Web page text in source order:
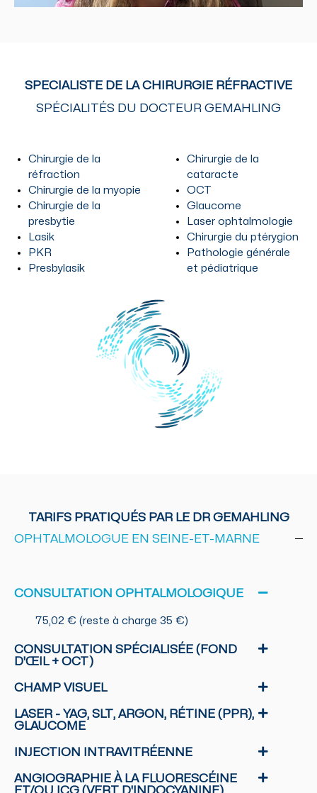
SPECIALISTE DE LA CHIRURGIE RÉFRACTIVE
SPÉCIALITÉS DU DOCTEUR GEMAHLING
Chirurgie de la
réfraction
Chirurgie de la myopie
Chirurgie de la
presbytie
Lasik
PKR
Presbylasik
Chirurgie de la
cataracte
OCT
Glaucome
Laser ophtalmologie
Chirurgie du ptérygion
Pathologie générale
et pédiatrique
TARIFS PRATIQUÉS PAR LE DR GEMAHLING
OPHTALMOLOGUE EN SEINE-ET-MARNE
CONSULTATION OPHTALMOLOGIQUE
75,02 € (reste à charge 35 €)
CONSULTATION SPÉCIALISÉE (FOND
D'ŒIL + OCT)
CHAMP VISUEL
LASER - YAG, SLT, ARGON, RÉTINE (PPR),
GLAUCOME
INJECTION INTRAVITRÉENNE
ANGIOGRAPHIE À LA FLUORESCÉINE
ET/OU ICG (VERT D'INDOCYANINE)